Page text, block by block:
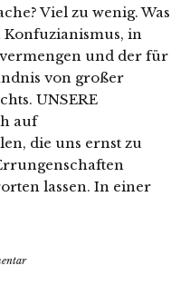
Viel zu wenig. Was
Konfuzianismus, in
und der für
von großer
UNSERE
auf
die uns ernst zu
lassen. In einer